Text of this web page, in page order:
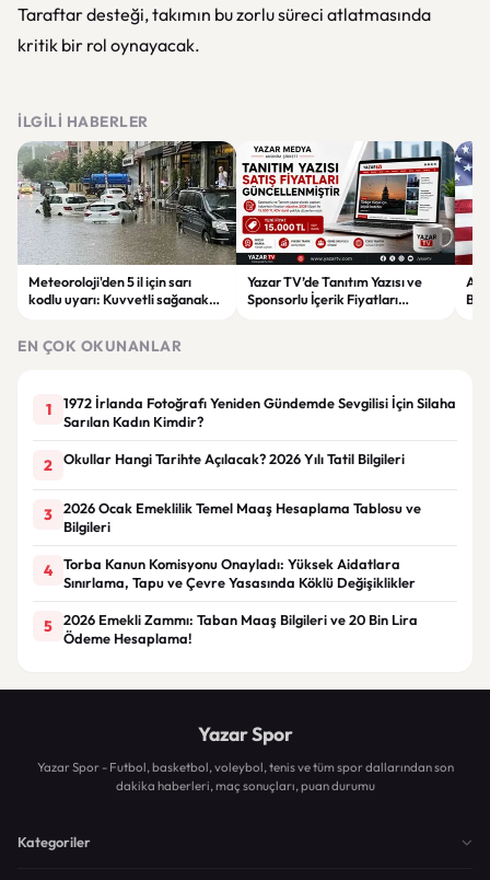
Taraftar desteği, takımın bu zorlu süreci atlatmasında
kritik bir rol oynayacak.
İLGILI HABERLER
Meteoroloji'den 5 il için sarı
kodlu uyarı: Kuvvetli sağanak
Yazar TV’de Tanıtım Yazısı ve
Sponsorlu İçerik Fiyatları
EN ÇOK OKUNANLAR
1
1972 İrlanda Fotoğrafı Yeniden Gündemde Sevgilisi İçin Silaha
Sarılan Kadın Kimdir?
2 Okullar Hangi Tarihte Açılacak? 2026 Yılı Tatil Bilgileri
3
2026 Ocak Emeklilik Temel Maaş Hesaplama Tablosu ve
Bilgileri
4
Torba Kanun Komisyonu Onayladı: Yüksek Aidatlara
Sınırlama, Tapu ve Çevre Yasasında Köklü Değişiklikler
5
2026 Emekli Zammı: Taban Maaş Bilgileri ve 20 Bin Lira
Ödeme Hesaplama!
Yazar Spor
Yazar Spor - Futbol, basketbol, voleybol, tenis ve tüm spor dallarından son
dakika haberleri, maç sonuçları, puan durumu
Kategoriler